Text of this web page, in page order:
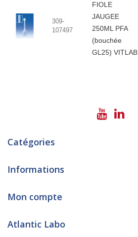
309-
107497
FIOLE
JAUGEE
250ML PFA
(bouchée
GL25) VITLAB
Catégories
Informations
Mon compte
Atlantic Labo